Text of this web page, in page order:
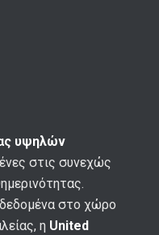
υψηλών
στις συνεχώς
στο χώρο
η United